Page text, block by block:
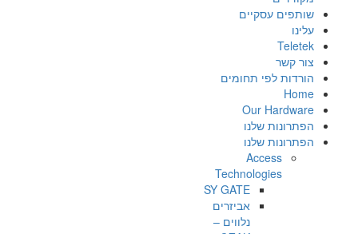
שותפים עסקיים
עלינו
Teletek
צור קשר
הורדות לפי תחומים
Home
Our Hardware
הפתרונות שלנו
הפתרונות שלנו
Access
Technologies
SY GATE
אביזרים
נלווים –